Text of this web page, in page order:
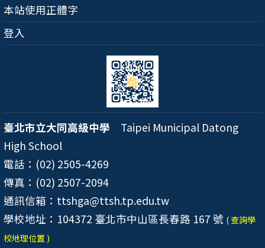
本站使用正體字
登入
臺北市立大同高級中學 Taipei Municipal Datong
High School
電話：(02) 2505-4269
傳真：(02) 2507-2094
通訊信箱：ttshga@ttsh.tp.edu.tw
學校地址：104372 臺北市中山區長春路 167 號 ( 查詢學
校地理位置 )